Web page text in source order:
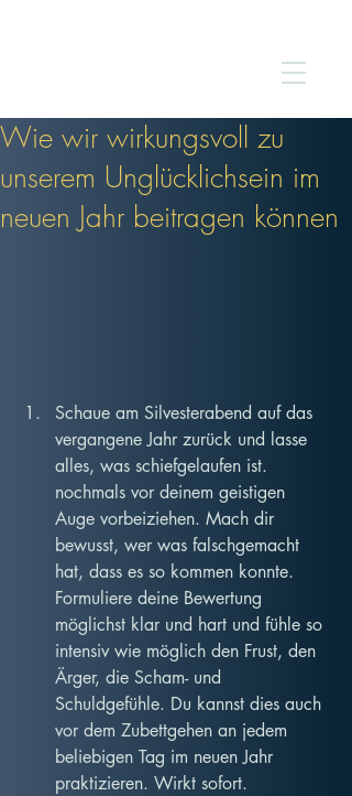
Wie wir wirkungsvoll zu
unserem Unglücklichsein im
neuen Jahr beitragen können
Schaue am Silvesterabend auf das
vergangene Jahr zurück und lasse
alles, was schiefgelaufen ist.
nochmals vor deinem geistigen
Auge vorbeiziehen. Mach dir
bewusst, wer was falschgemacht
hat, dass es so kommen konnte.
Formuliere deine Bewertung
möglichst klar und hart und fühle so
intensiv wie möglich den Frust, den
Ärger, die Scham- und
Schuldgefühle. Du kannst dies auch
vor dem Zubettgehen an jedem
beliebigen Tag im neuen Jahr
praktizieren. Wirkt sofort.